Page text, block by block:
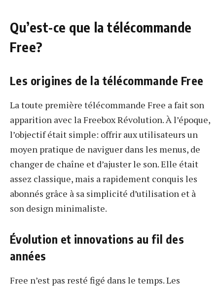
Qu’est-ce que la télécommande
Free?
Les origines de la télécommande Free
La toute première télécommande Free a fait son
apparition avec la Freebox Révolution. À l’époque,
l’objectif était simple: offrir aux utilisateurs un
moyen pratique de naviguer dans les menus, de
changer de chaîne et d’ajuster le son. Elle était
assez classique, mais a rapidement conquis les
abonnés grâce à sa simplicité d’utilisation et à
son design minimaliste.
Évolution et innovations au fil des
années
Free n’est pas resté figé dans le temps. Les